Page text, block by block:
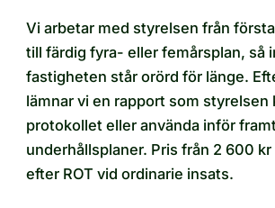
Vi arbetar med styrelsen från
till färdig fyra- eller femårsplan, så
fastigheten står orörd för länge.
lämnar vi en rapport som styrelsen
protokollet eller använda inför
underhållsplaner. Pris från 2 600
efter ROT vid ordinarie insats.